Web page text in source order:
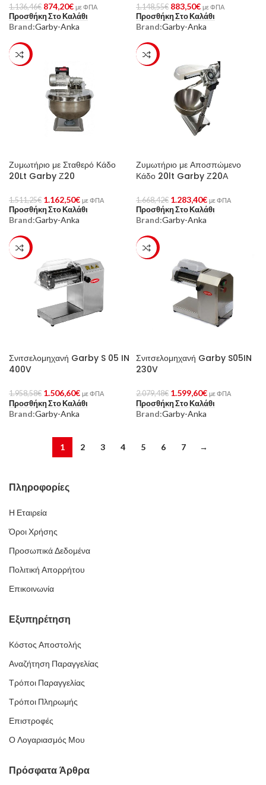
1.136,46€ 874,20€ με ΦΠΑ
Προσθήκη Στο Καλάθι
Brand:Garby-Anka
1.148,55€ 883,50€ με ΦΠΑ
Προσθήκη Στο Καλάθι
Brand:Garby-Anka
-23%
Ζυμωτήριο με Σταθερό Κάδο
20Lt Garby Ζ20
1.511,25€ 1.162,50€ με ΦΠΑ
Προσθήκη Στο Καλάθι
Brand:Garby-Anka
-23%
Ζυμωτήριο με Αποσπώμενο
Κάδο 20lt Garby Ζ20Α
1.668,42€ 1.283,40€ με ΦΠΑ
Προσθήκη Στο Καλάθι
Brand:Garby-Anka
-23%
Σνιτσελομηχανή Garby S 05 IN
400V
1.958,58€ 1.506,60€ με ΦΠΑ
Προσθήκη Στο Καλάθι
Brand:Garby-Anka
-23%
Σνιτσελομηχανή Garby S05IN
230V
2.079,48€ 1.599,60€ με ΦΠΑ
Προσθήκη Στο Καλάθι
Brand:Garby-Anka
1 2 3 4 5 6 7 →
Πληροφορίες
Η Εταιρεία
Όροι Χρήσης
Προσωπικά Δεδομένα
Πολιτική Απορρήτου
Επικοινωνία
Εξυπηρέτηση
Κόστος Αποστολής
Αναζήτηση Παραγγελίας
Τρόποι Παραγγελίας
Τρόποι Πληρωμής
Επιστροφές
Ο Λογαριασμός Μου
Πρόσφατα Άρθρα